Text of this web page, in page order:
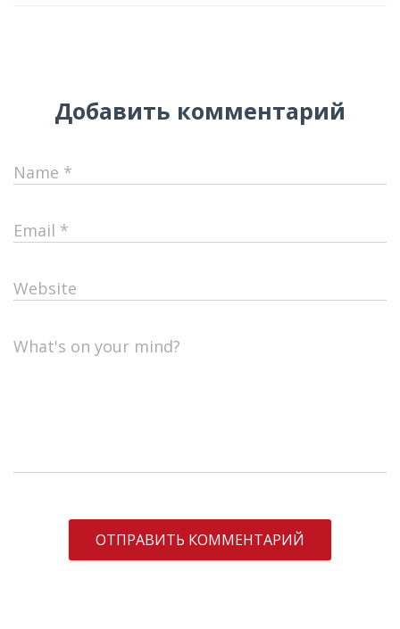
Добавить комментарий
Name *
Email *
Website
What's on your mind?